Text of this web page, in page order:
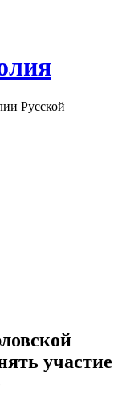
Русской
участие